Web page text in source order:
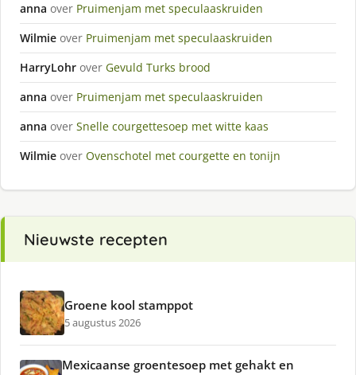
anna over Pruimenjam met speculaaskruiden
Wilmie over Pruimenjam met speculaaskruiden
HarryLohr over Gevuld Turks brood
anna over Pruimenjam met speculaaskruiden
anna over Snelle courgettesoep met witte kaas
Wilmie over Ovenschotel met courgette en tonijn
Nieuwste recepten
Groene kool stamppot
5 augustus 2026
Mexicaanse groentesoep met gehakt en